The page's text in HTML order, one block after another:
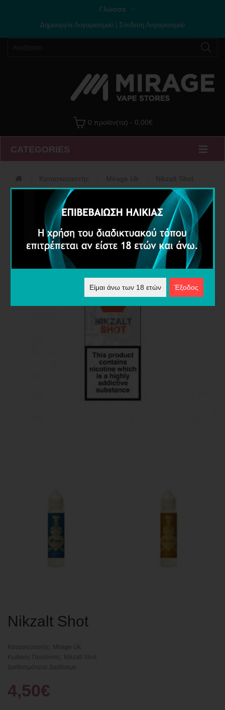
Γλώσσα
Δημιουργία Λογαριασμού Σύνδεση Λογαριασμού
0 προϊόν(τα) - 0,00€
CATEGORIES
Κατασκευαστής Mirage Uk Nikzalt Shot
Nikzalt Shot
Κατασκευαστής:
Mirage Uk
Κωδικός Προϊόντος: Nikzalt Shot
Διαθεσιμότητα: Διαθέσιμο
4,50€
Είμαι άνω των 18 ετών Έξοδος